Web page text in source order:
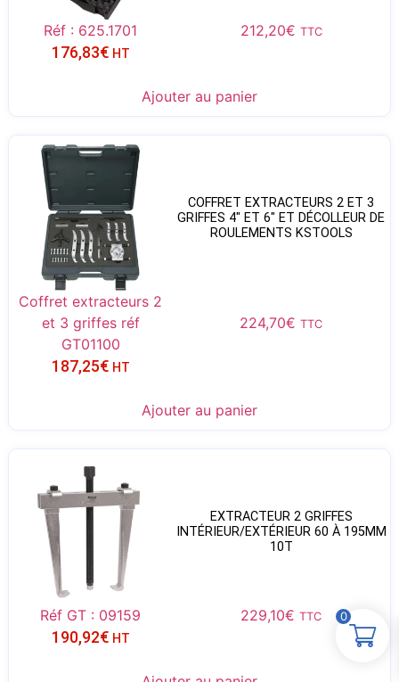
Réf : 625.1701 212,20€ TTC
176,83€ HT
Ajouter au panier
COFFRET EXTRACTEURS 2 ET 3
GRIFFES 4″ ET 6″ ET DÉCOLLEUR DE
ROULEMENTS KSTOOLS
Coffret extracteurs 2
et 3 griffes réf
GT01100
224,70€ TTC
187,25€ HT
Ajouter au panier
EXTRACTEUR 2 GRIFFES
INTÉRIEUR/EXTÉRIEUR 60 À 195MM
10T
Réf GT : 09159 229,10€ TTC
190,92€ HT
0